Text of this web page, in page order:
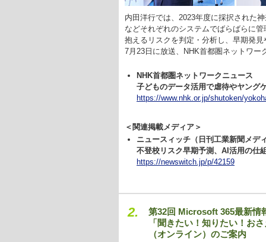
内田洋行では、2023年度に採択された
などそれぞれのシステムでばらばらに
抱えるリスクを判定・分析し、早期発
7月23日に放送、NHK首都圏ネットワ
NHK首都圏ネットワークニュース
子どものデータ活用で虐待やヤング
https://www.nhk.or.jp/shutoken/
＜関連掲載メディア＞
ニュースィッチ（日刊工業新聞メデ
不登校リスク早期予測、AI活用の仕
https://newswitch.jp/p/42159
2.
第32回 Microsoft 365最新情
「聞きたい！知りたい！お
（オンライン）のご案内